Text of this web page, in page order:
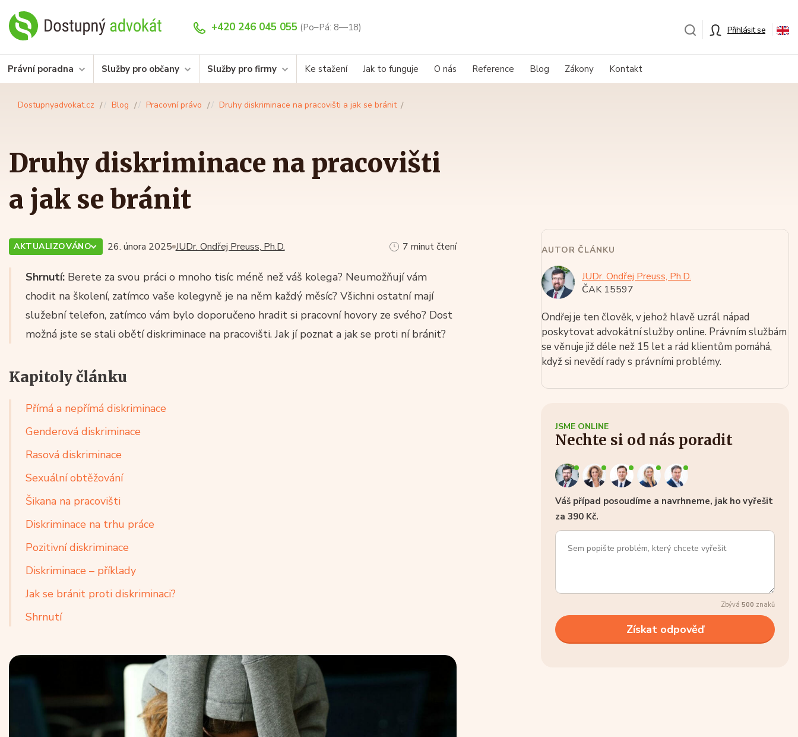
+420 246 045 055 (Po–Pá: 8—18) Přihlásit se
Právní poradna Služby pro občany Služby pro firmy Ke stažení Jak to funguje O nás Reference Blog Zákony Kontakt
Dostupnyadvokat.cz Blog Pracovní právo Druhy diskriminace na pracovišti a jak se bránit
Druhy diskriminace na pracovišti
a jak se bránit
JUDr. Ondřej Preuss, Ph.D.
AKTUALIZOVÁNO 26. února 2025 7 minut čtení
Shrnutí: Berete za svou práci o mnoho tisíc méně než váš kolega? Neumožňují vám
chodit na školení, zatímco vaše kolegyně je na něm každý měsíc? Všichni ostatní mají
služební telefon, zatímco vám bylo doporučeno hradit si pracovní hovory ze svého? Dost
možná jste se stali obětí diskriminace na pracovišti. Jak jí poznat a jak se proti ní bránit?
Kapitoly článku
Přímá a nepřímá diskriminace
Genderová diskriminace
Rasová diskriminace
Sexuální obtěžování
Šikana na pracovišti
Diskriminace na trhu práce
Pozitivní diskriminace
Diskriminace – příklady
Jak se bránit proti diskriminaci?
Shrnutí
AUTOR ČLÁNKU
JUDr. Ondřej Preuss, Ph.D.
ČAK 15597
Ondřej je ten člověk, v jehož hlavě uzrál nápad
poskytovat advokátní služby online. Právním službám
se věnuje již déle než 15 let a rád klientům pomáhá,
když si nevědí rady s právními problémy.
JSME ONLINE
Nechte si od nás poradit
Váš případ posoudíme a navrhneme, jak ho vyřešit
za 390 Kč.
Zbývá 500 znaků